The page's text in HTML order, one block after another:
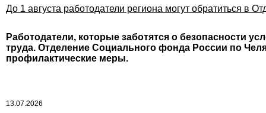
До 1 августа работодатели региона могут обратиться
Работодатели, которые заботятся о безопасности
труда. Отделение Социального фонда России по
профилактические меры.
13.07.2026